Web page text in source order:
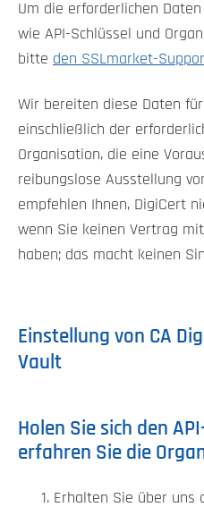
Um die erforderlichen
wie API-Schlüssel und
bitte den SSLmarket-
Wir bereiten diese Daten
einschließlich der
Organisation, die eine
reibungslose Ausstellung
empfehlen Ihnen, DigiCert
wenn Sie keinen Vertrag
haben; das macht keinen
Einstellung von CA
Vault
Holen Sie sich den
erfahren Sie die
Erhalten Sie über uns